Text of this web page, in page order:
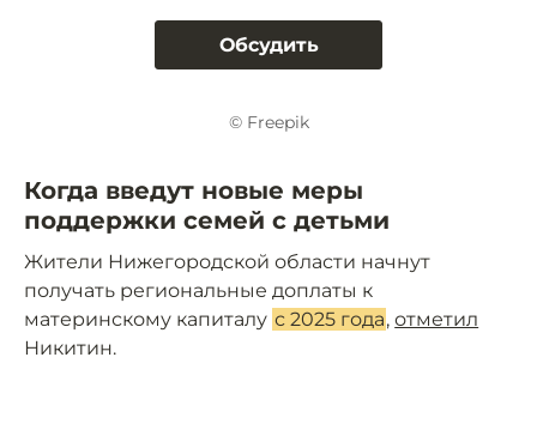
Обсудить
© Freepik
Когда введут новые меры
поддержки семей с детьми
Жители Нижегородской области начнут
получать региональные доплаты к
материнскому капиталу с 2025 года,отметил
Никитин.